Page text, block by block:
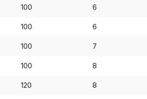
100 6
100 6
100 7
100 8
120 8
периода
cookie (в т.ч.
Перед тем
,